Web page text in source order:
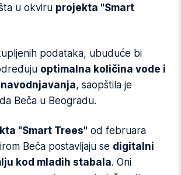
u okviru projekta "Smart
podataka, ubuduće bi
optimalna količina vode i
, saopštila je
Beča u Beogradu.
"Smart Trees" od februara
Beča postavljaju se digitalni
kod mladih stabala. Oni